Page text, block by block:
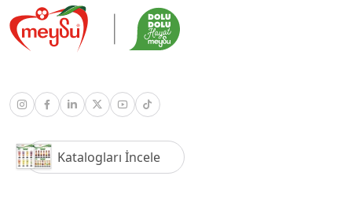
Katalogları İncele